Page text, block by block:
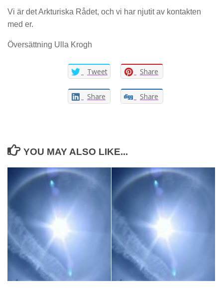
Vi är det Arkturiska Rådet, och vi har njutit av kontakten
med er.
Översättning Ulla Krogh
Tweet Share
Share Share
YOU MAY ALSO LIKE...